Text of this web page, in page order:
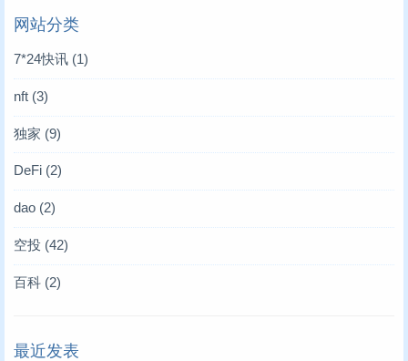
网站分类
7*24快讯 (1)
nft (3)
独家 (9)
DeFi (2)
dao (2)
空投 (42)
百科 (2)
最近发表